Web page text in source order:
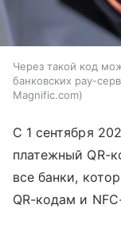
Через такой код
банковских pay-
Magnific.com
С 1 сентября
платежный QR-
все банки,
QR-кодам и